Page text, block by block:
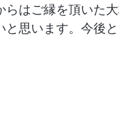
はご縁を頂いた
思います。今後